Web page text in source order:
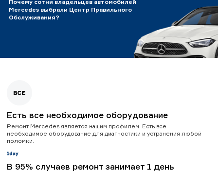
Почему сотни владельцев автомобилей
Mercedes выбрали Центр Правильного
Обслуживания?
Есть все необходимое оборудование
Ремонт Mercedes является нашим профилем. Есть все
необходимое оборудование для диагностики и устранения любой
поломки.
В 95% случаев ремонт занимает 1 день